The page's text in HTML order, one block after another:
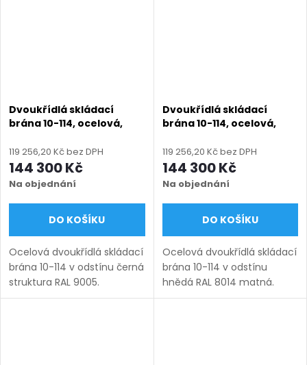
Dvoukřídlá skládací
brána 10-114, ocelová,
(šířka 1200 - 6000 mm,
výška 750 - 2000 mm),
černá struktura RAL 9005
119 256,20 Kč bez DPH
144 300 Kč
Na objednání
DO KOŠÍKU
Ocelová dvoukřídlá skládací
brána 10-114 v odstínu černá
struktura RAL 9005.
Bezúdržbová ocel (žárový
Dvoukřídlá skládací
brána 10-114, ocelová,
(šířka 1200 - 6000 mm,
výška 750 - 2000 mm),
hnědá RAL 8014 matná
119 256,20 Kč bez DPH
144 300 Kč
Na objednání
DO KOŠÍKU
Ocelová dvoukřídlá skládací
brána 10-114 v odstínu
hnědá RAL 8014 matná.
Bezúdržbová ocel (žárový